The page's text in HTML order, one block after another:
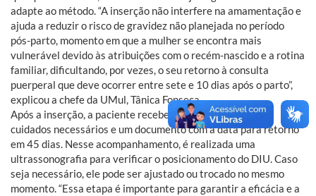
adapte ao método. “A inserção não interfere na amamentação e
ajuda a reduzir o risco de gravidez não planejada no período
pós-parto, momento em que a mulher se encontra mais
vulnerável devido às atribuições com o recém-nascido e a rotina
familiar, dificultando, por vezes, o seu retorno à consulta
puerperal que deve ocorrer entre sete e 10 dias após o parto”,
explicou a chefe da UMul, Tânica Fonseca.
Após a inserção, a paciente recebe orientações sobre os
cuidados necessários e um documento com a data para retorno
em 45 dias. Nesse acompanhamento, é realizada uma
ultrassonografia para verificar o posicionamento do DIU. Caso
seja necessário, ele pode ser ajustado ou trocado no mesmo
momento. “Essa etapa é importante para garantir a eficácia e a